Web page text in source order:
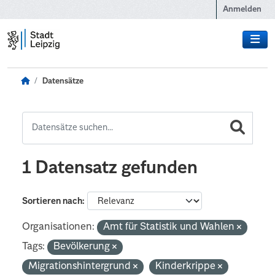
Anmelden
Datensätze
1 Datensatz gefunden
Sortieren nach
Organisationen:
Amt für Statistik und Wahlen
Tags:
Bevölkerung
Migrationshintergrund
Kinderkrippe